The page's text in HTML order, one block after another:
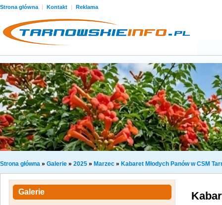
Strona główna | Kontakt | Reklama
Strona główna » Galerie » 2025 » Marzec » Kabaret Młodych Panów w CSM
Galerie